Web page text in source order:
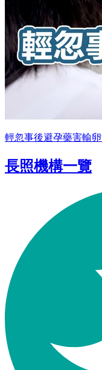
輕忽事後避孕藥害輸
長照機構一覽